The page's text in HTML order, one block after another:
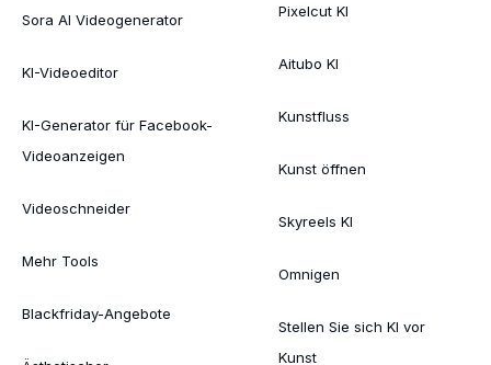
Sora AI Videogenerator
KI-Videoeditor
KI-Generator für Facebook-
Videoanzeigen
Videoschneider
Mehr Tools
Blackfriday-Angebote
Pixelcut KI
Aitubo KI
Kunstfluss
Kunst öffnen
Skyreels KI
Omnigen
Stellen Sie sich KI vor
Kunst